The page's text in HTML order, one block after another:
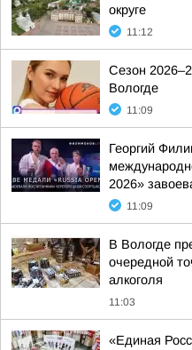
округе
11:12
Сезон
Вологде
11:09
Георгий
2026»
11:09
В Вологде
очередной
алкоголя
11:03
«Единая